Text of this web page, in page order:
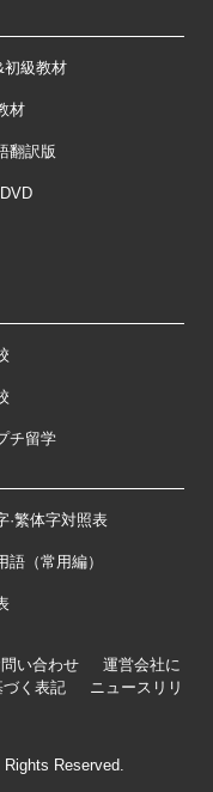
初級教材
材
翻訳版
チ留学
·繁体字対照表
語（常用編）
い合わせ
運営会社に
く表記
ニュースリリ
Reserved.